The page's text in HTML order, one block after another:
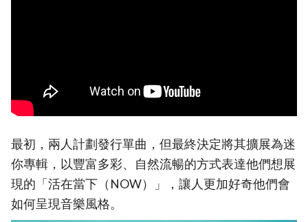
最初，兩人計劃發行單曲，但最終決定將其擴展為迷
你專輯，以豐富多彩、自然流暢的方式表達他們想展
現的「活在當下（NOW）」，讓人更加好奇他們會
如何呈現音樂風格。